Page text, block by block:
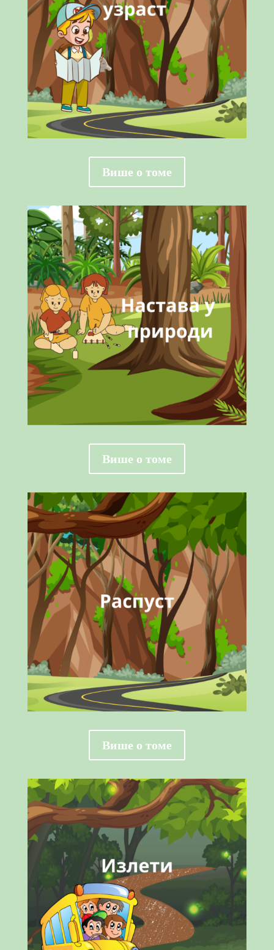
Више о томе
Више о томе
Више о томе